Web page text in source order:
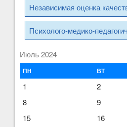
Независимая оценка
Психолого-медико-
Июль 2024
ПН ВТ
1 2
8
9
15
16